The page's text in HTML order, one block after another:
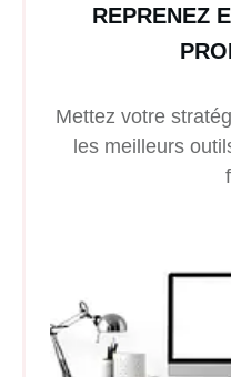
REPRENEZ
Mettez votre
les meilleurs